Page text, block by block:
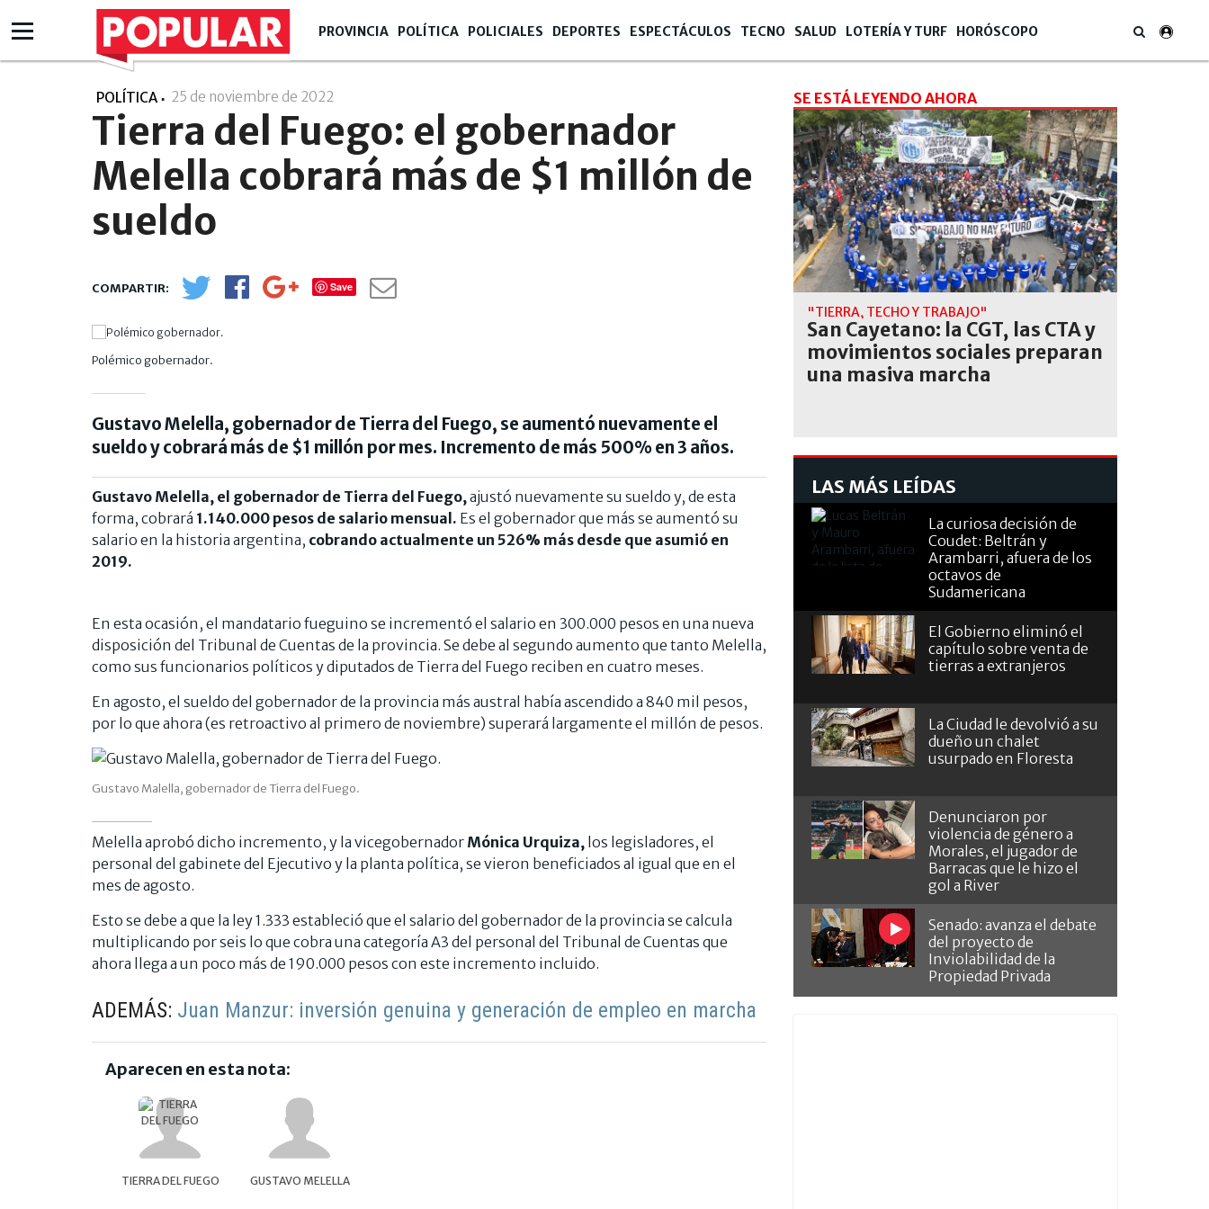
PROVINCIA POLÍTICA POLICIALES DEPORTES ESPECTÁCULOS TECNO SALUD LOTERÍA Y TURF HORÓSCOPO
POLÍTICA 25 de noviembre de 2022
Tierra del Fuego: el gobernador
Melella cobrará más de $1 millón de
sueldo
Save
Polémico gobernador.
Gustavo Melella, gobernador de Tierra del Fuego, se aumentó nuevamente el
sueldo y cobrará más de $1 millón por mes. Incremento de más 500% en 3 años.
Gustavo Melella, el gobernador de Tierra del Fuego, ajustó nuevamente su sueldo y, de esta
forma, cobrará 1.140.000 pesos de salario mensual. Es el gobernador que más se aumentó su
salario en la historia argentina, cobrando actualmente un 526% más desde que asumió en
2019.
En esta ocasión, el mandatario fueguino se incrementó el salario en 300.000 pesos en una nueva
disposición del Tribunal de Cuentas de la provincia. Se debe al segundo aumento que tanto Melella,
como sus funcionarios políticos y diputados de Tierra del Fuego reciben en cuatro meses.
En agosto, el sueldo del gobernador de la provincia más austral había ascendido a 840 mil pesos,
por lo que ahora (es retroactivo al primero de noviembre) superará largamente el millón de pesos.
Gustavo Malella, gobernador de Tierra del Fuego.
Melella aprobó dicho incremento, y la vicegobernador Mónica Urquiza, los legisladores, el
personal del gabinete del Ejecutivo y la planta política, se vieron beneficiados al igual que en el
mes de agosto.
Esto se debe a que la ley 1.333 estableció que el salario del gobernador de la provincia se calcula
multiplicando por seis lo que cobra una categoría A3 del personal del Tribunal de Cuentas que
ahora llega a un poco más de 190.000 pesos con este incremento incluido.
ADEMÁS: Juan Manzur: inversión genuina y generación de empleo en marcha
Aparecen en esta nota:
TIERRA DEL FUEGO GUSTAVO MELELLA
SE ESTÁ LEYENDO AHORA
"TIERRA, TECHO Y TRABAJO"
San Cayetano: la CGT, las CTA y
movimientos sociales preparan
una masiva marcha
LAS MÁS LEÍDAS
La curiosa decisión de
Coudet: Beltrán y
Arambarri, afuera de los
octavos de
Sudamericana
El Gobierno eliminó el
capítulo sobre venta de
tierras a extranjeros
La Ciudad le devolvió a su
dueño un chalet
usurpado en Floresta
Denunciaron por
violencia de género a
Morales, el jugador de
Barracas que le hizo el
gol a River
Senado: avanza el debate
del proyecto de
Inviolabilidad de la
Propiedad Privada